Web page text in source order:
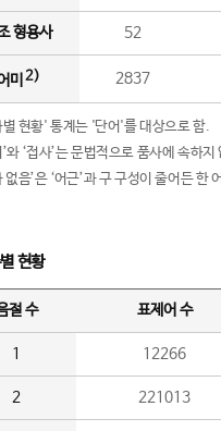
형용사 52
미 2) 2837
현황' 통계는 '단어'를 대상으로 함.
와 ‘접사’는 문법적으로 품사에 속하
없음’은 ‘어근’과 구 구성이 줄어든
현황
절 수 표제어 수
1 12266
2 221013